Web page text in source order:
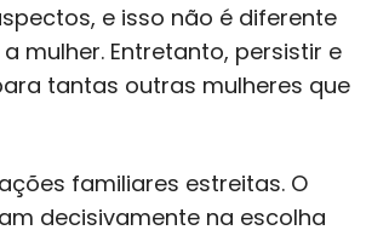
e isso não é diferente
mulher. Entretanto, persistir e
tantas outras mulheres que
familiares estreitas. O
decisivamente na escolha